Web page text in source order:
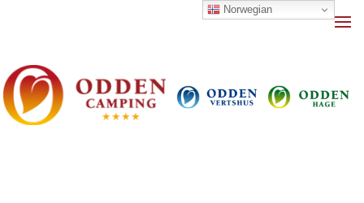
Norwegian